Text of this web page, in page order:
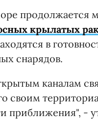
продолжается
крылатых
в
снарядов.
каналам
своим
приближения", -